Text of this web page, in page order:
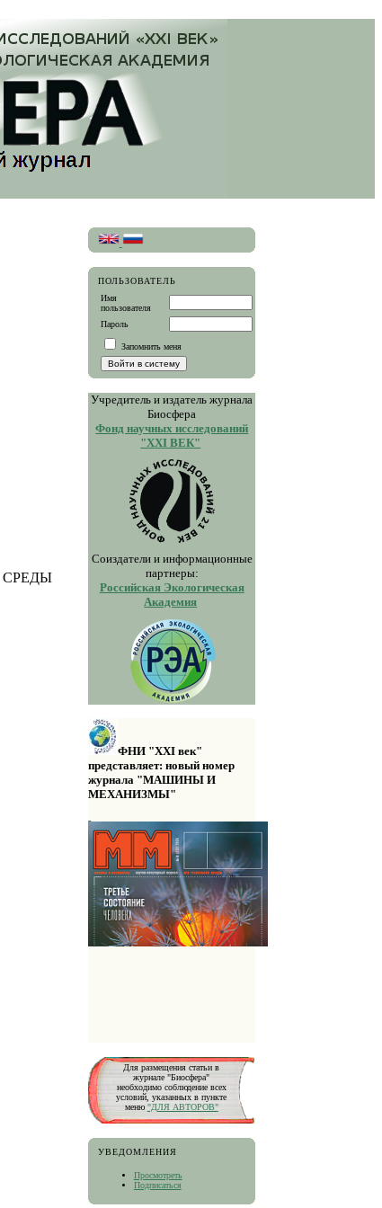
ПОЛЬЗОВАТЕЛЬ
Имя
пользователя
Пароль
Запомнить меня
Учредитель и издатель журнала
Биосфера
Фонд научных исследований
"XXI ВЕК"
Соиздатели и информационные
партнеры:
Российская Экологическая
Академия
ФНИ "XXI век"
представляет: новый номер
журнала "МАШИНЫ И
МЕХАНИЗМЫ"
Для размещения статьи в
журнале "Биосфера"
необходимо соблюдение всех
условий, указанных в пункте
меню "ДЛЯ АВТОРОВ"
УВЕДОМЛЕНИЯ
Просмотреть
Подписаться